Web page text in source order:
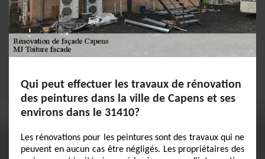
Qui peut effectuer les travaux de rénovation
des peintures dans la ville de Capens et ses
environs dans le 31410?
Les rénovations pour les peintures sont des travaux qui ne
peuvent en aucun cas être négligés. Les propriétaires des